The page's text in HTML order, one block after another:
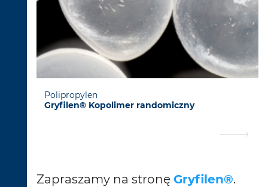
Polipropylen
Gryfilen® Kopolimer randomiczny
Zapraszamy na stronęGryfilen®.